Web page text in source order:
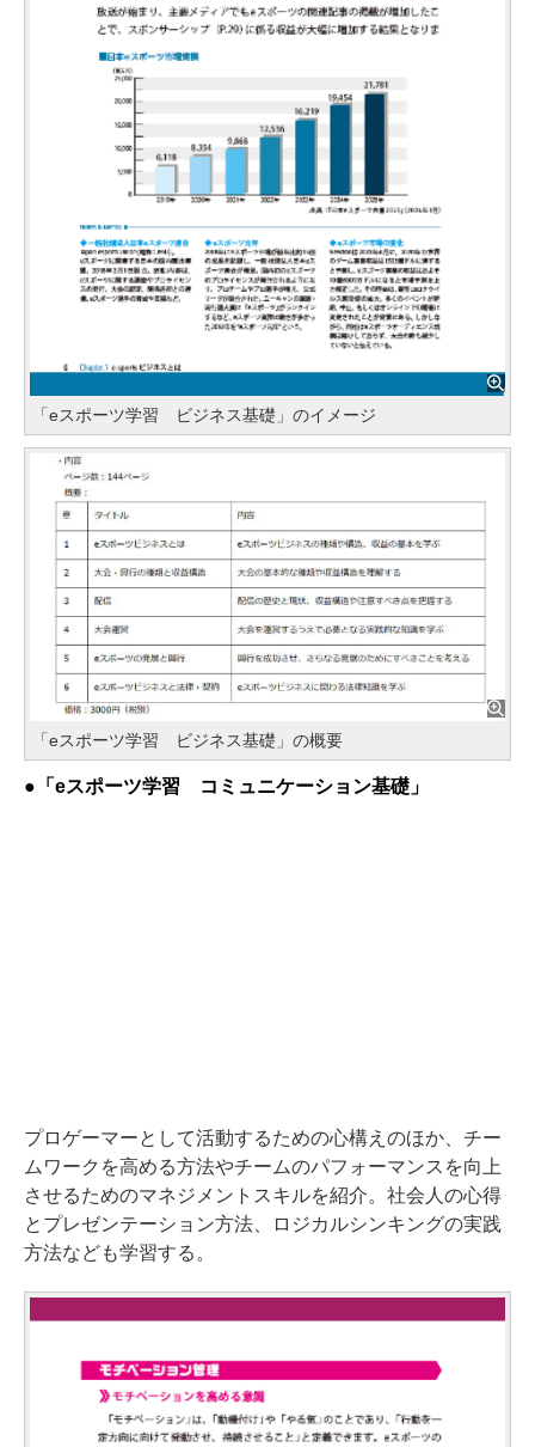
「eスポーツ学習 ビジネス基礎」のイメージ
「eスポーツ学習 ビジネス基礎」の概要
●「eスポーツ学習 コミュニケーション基礎」
プロゲーマーとして活動するための心構えのほか、チー
ムワークを高める方法やチームのパフォーマンスを向上
させるためのマネジメントスキルを紹介。社会人の心得
とプレゼンテーション方法、ロジカルシンキングの実践
方法なども学習する。